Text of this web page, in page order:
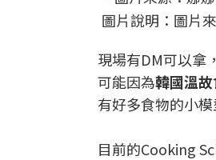
圖片說明：圖片
現場有DM可以拿
可能因為韓國溫
有好多食物的小
目前的Cooking